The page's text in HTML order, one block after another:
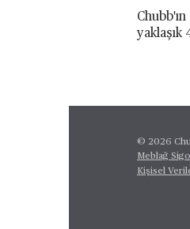
© 2026
Meblağ
Kişisel